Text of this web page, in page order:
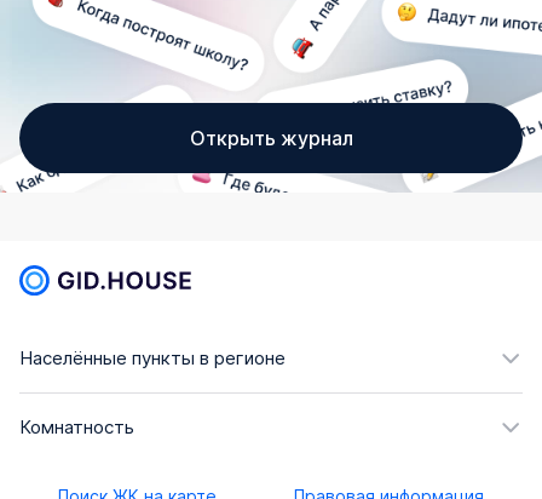
Открыть журнал
Населённые пункты в регионе
Комнатность